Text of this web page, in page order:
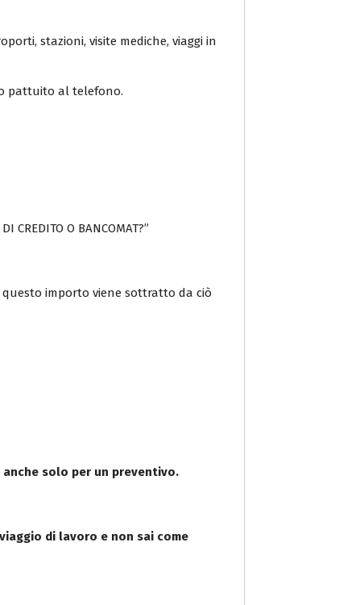
stazioni, visite mediche, viaggi in
pattuito al telefono.
O BANCOMAT?”
questo importo viene sottratto da ciò
anche solo per un preventivo.
di lavoro e non sai come